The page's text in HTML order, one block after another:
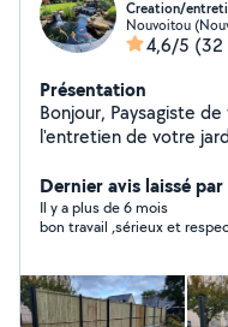
Creation/
Nouvoitou
4,6/5 (32
Présentation
Bonjour, Paysagiste de formation, je vous propose
l'entretien de votre
,remise en état,
propose également le nettoyage de vos terrasses. Je
peux vous
'zen' Je réalise
Dernier avis laissé
Il y a plus de 6 mois
bon travail ,sérieux et